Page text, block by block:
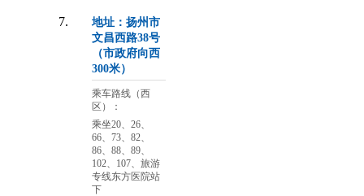
地址：扬州市
文昌西路38号
（市政府向西
300米）
乘车路线（西
区）：
乘坐20、26、
66、73、82、
86、88、89、
102、107、旅游
专线东方医院站
下